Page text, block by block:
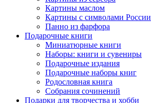
Картины маслом
Картины с символами России
Панно из фарфора
Подарочные книги
Миниатюрные книги
Наборы: книги и сувениры
Подарочные издания
Подарочные наборы книг
Родословная книга
Собрания сочинений
Подарки для творчества и хобби